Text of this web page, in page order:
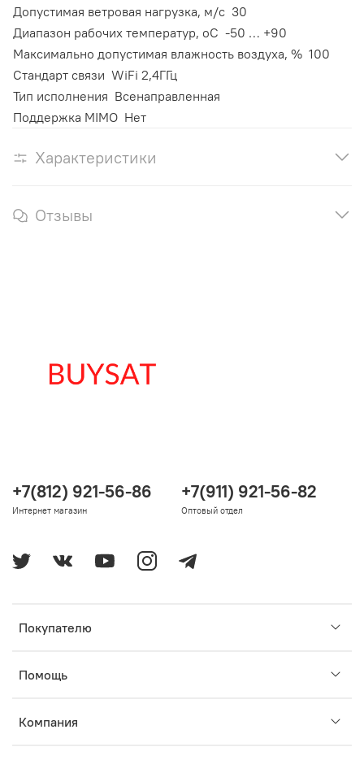
Допустимая ветровая нагрузка, м/с 30
Диапазон рабочих температур, оС -50 … +90
Максимально допустимая влажность воздуха, % 100
Стандарт связи WiFi 2,4ГГц
Тип исполнения Всенаправленная
Поддержка MIMO Нет
Характеристики
Отзывы
Покупателю
Помощь
Компания
+7(812) 921-56-86
Интернет магазин
+7(911) 921-56-82
Оптовый отдел